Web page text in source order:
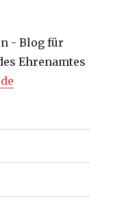
- Blog für
Ehrenamtes